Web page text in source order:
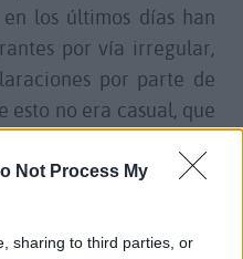
Not Process My
sharing to third parties, or
los últimos días han
por vía irregular,
por parte de
esto no era casual, que
ElEspañol.
de fuerza ante